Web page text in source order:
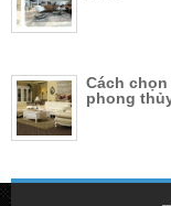
Cách
phong